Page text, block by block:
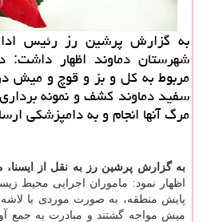
به گزارش پرشین رز رئیس
مربوط به كل و بز و قوچ و میش
سفید دماوند كشف و نمونه
مرگ آنها انجام و به دامپزشكی
به گزارش پرشین رز به نقل از ایسنا،
اظهار نمود: ماموران اجرایی محیط
میش مواجه گشتند و مبادرت به جمع